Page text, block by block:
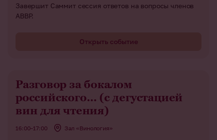
Завершит Саммит сессия ответов на вопросы членов
АВВР.
Открыть событие
Разговор за бокалом
российского… (с дегустацией
вин для чтения)
16:00–17:00 Зал «Винология»